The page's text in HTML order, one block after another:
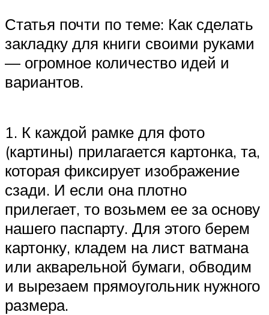
Статья почти по теме: Как сделать
закладку для книги своими руками
— огромное количество идей и
вариантов.
1. К каждой рамке для фото
(картины) прилагается картонка, та,
которая фиксирует изображение
сзади. И если она плотно
прилегает, то возьмем ее за основу
нашего паспарту. Для этого берем
картонку, кладем на лист ватмана
или акварельной бумаги, обводим
и вырезаем прямоугольник нужного
размера.